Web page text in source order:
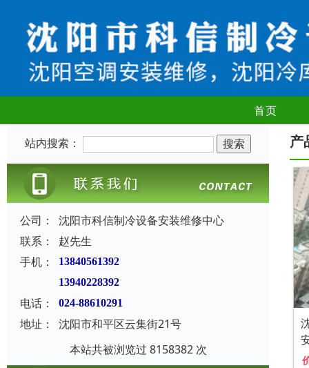
首页
站内搜索：
公司：
沈阳市科信制冷设备安装维修中心
联系：
赵先生
手机：
13840561392
13940228392
电话： 024-88610291
地址：
沈阳市和平区云集街21号
本站共被浏览过 8158382 次
产